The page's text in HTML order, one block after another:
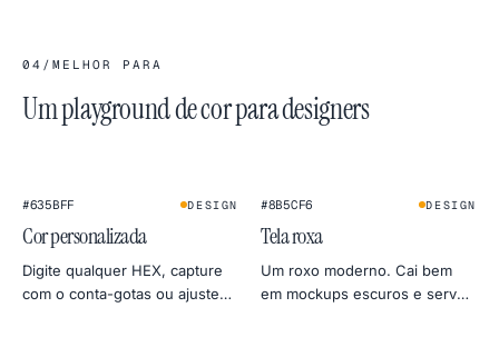
04 / MELHOR PARA
Um playground de cor para designers
★
#635BFF DESIGN
Cor personalizada
Digite qualquer HEX, capture
com o conta-gotas ou ajuste
#8B5CF6 DESIGN
Tela roxa
Um roxo moderno. Cai bem
em mockups escuros e serve